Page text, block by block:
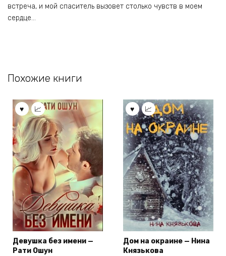
встреча, и мой спаситель вызовет столько чувств в моем
сердце…
Похожие книги
Девушка без имени —
Рати Ошун
Дом на окраине — Нина
Князькова